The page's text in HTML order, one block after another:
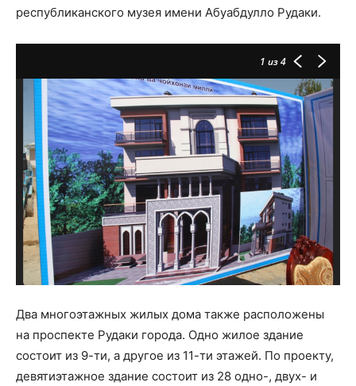
республиканского музея имени Абуабдулло Рудаки.
1 из 4
Два многоэтажных жилых дома также расположены
на проспекте Рудаки города. Одно жилое здание
состоит из 9-ти, а другое из 11-ти этажей. По проекту,
девятиэтажное здание состоит из 28 одно-, двух- и